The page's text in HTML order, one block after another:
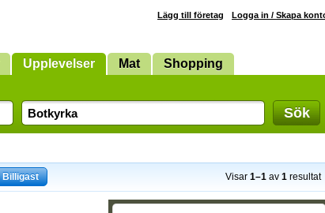
Lägg till företag Logga in / Skapa
Upplevelser Mat Shopping
Sök
Billigast Visar 1–1 av 1 resultat